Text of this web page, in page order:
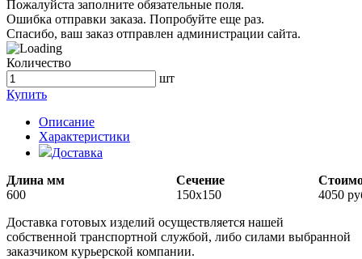
Пожалуйста заполните обязательные поля.
Ошибка отправки заказа. Попробуйте еще раз.
Спасибо, ваш заказ отправлен администрации сайта.
Количество
шт
Купить
Описание
Характеристики
Доставка
Длина мм
Сечение
600
150х150
4050
Доставка готовых изделий осуществляется нашей
собственной транспортной службой, либо силами выбранной
заказчиком курьерской компании.